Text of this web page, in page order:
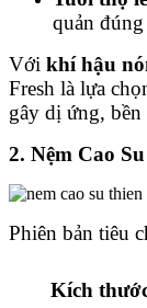
quản đúng
Với khí hậu
Fresh là lựa
gây dị ứng, bền
2. Nệm Cao
Phiên bản tiêu
Kích